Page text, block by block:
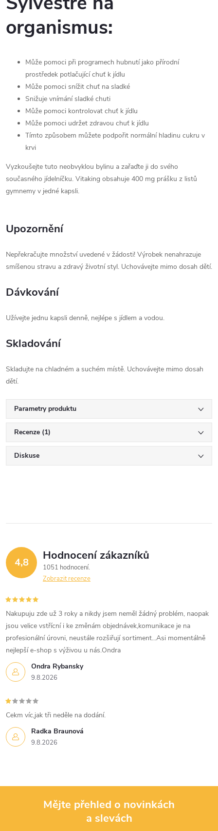
organismus:
Může pomoci při programech hubnutí jako přírodní
prostředek potlačující chuť k jídlu
Může pomoci snížit chuť na sladké
Snižuje vnímání sladké chuti
Může pomoci kontrolovat chuť k jídlu
Může pomoci udržet zdravou chuť k jídlu
Tímto způsobem můžete podpořit normální hladinu cukru v
krvi
Vyzkoušejte tuto neobvyklou bylinu a zařaďte ji do svého
současného jídelníčku. Vitaking obsahuje 400 mg prášku z listů
gymnemy v jedné kapsli.
Upozornění
Nepřekračujte množství uvedené v žádosti! Výrobek nenahrazuje
smíšenou stravu a zdravý životní styl. Uchovávejte mimo dosah dětí.
Dávkování
Užívejte jednu kapsli denně, nejlépe s jídlem a vodou.
Skladování
Skladujte na chladném a suchém místě. Uchovávejte mimo dosah
dětí.
Parametry produktu
Recenze (1)
Diskuse
4,8 Hodnocení zákazníků
1051 hodnocení
Zobrazit recenze
Ondra Rybansky
9.8.2026
Nakupuju zde už 3 roky a nikdy jsem neměl žádný problém, naopak
jsou velice vstřícní i ke změnám objednávek,komunikace je na
profesionální úrovni, neustále rozšiřují sortiment...Asi momentálně
nejlepší e-shop s výživou u nás.Ondra
Radka Braunová
9.8.2026
Cekm víc,jak tři neděle na dodání.
Mějte přehled o novinkách
a slevách